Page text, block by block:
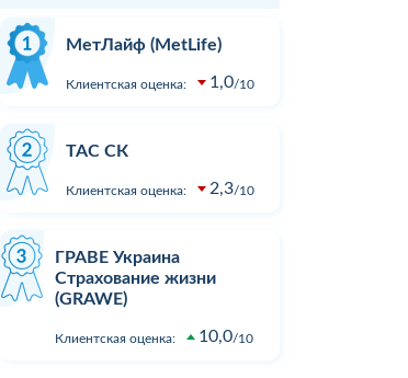
ПодробнееМетЛайф (MetLife)
Клиентская оценка: 1,0 10
ТАС СК
Клиентская оценка: 2,3 10
ГРАВЕ Украина
Страхование жизни
(GRAWE)
Клиентская оценка: 10,0 10